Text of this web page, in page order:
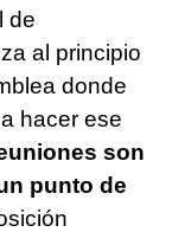
de
al principio
donde
hacer ese
son
punto de